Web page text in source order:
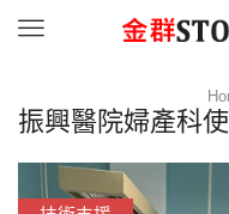
Menu
振興醫院婦產科